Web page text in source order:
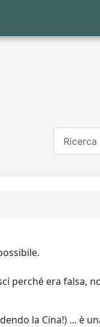
perché era falsa,
la Cina!) ... è